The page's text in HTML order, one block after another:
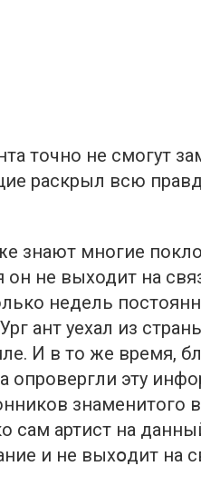
точно не смогут
pаскрыл всю
знают многие
он не выходит на
недель
ант уехал из
И в то же время,
опровергли эту
знаменитого
сам артист на
и не выхօдит на